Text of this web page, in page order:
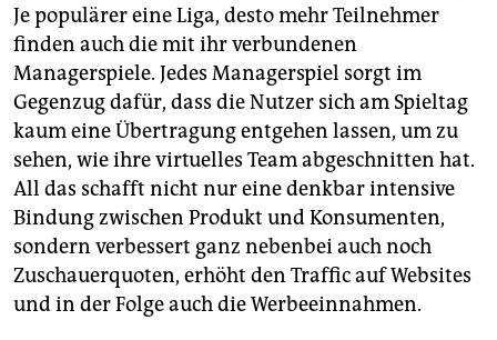
Je populärer eine Liga, desto mehr Teilnehmer
finden auch die mit ihr verbundenen
Managerspiele. Jedes Managerspiel sorgt im
Gegenzug dafür, dass die Nutzer sich am Spieltag
kaum eine Übertragung entgehen lassen, um zu
sehen, wie ihre virtuelles Team abgeschnitten hat.
All das schafft nicht nur eine denkbar intensive
Bindung zwischen Produkt und Konsumenten,
sondern verbessert ganz nebenbei auch noch
Zuschauerquoten, erhöht den Traffic auf Websites
und in der Folge auch die Werbeeinnahmen.